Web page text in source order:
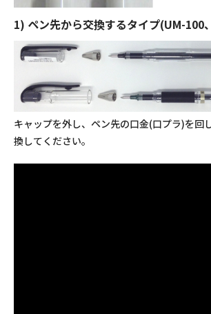
1) ペン先から交換するタイプ(UM-100
キャップを外し、ペン先の口金(口プラ)を回
換してください。